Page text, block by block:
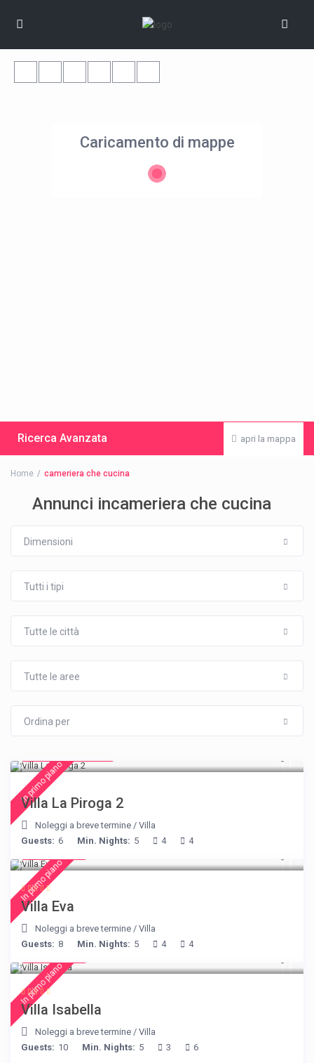
Caricamento di mappe
apri la mappa
Ricerca Avanzata
Home cameriera che cucina
Annunci incameriera che cucina
Dimensioni
Tutti i tipi
Tutte le città
Tutte le aree
Ordina per
In primo piano
Villa La Piroga 2
Noleggi a breve termine /Villa
Guests: 6 Min. Nights: 5 4 4
In primo piano
Villa Eva
Noleggi a breve termine /Villa
Guests: 8 Min. Nights: 5 4 4
In primo piano
Villa Isabella
Noleggi a breve termine /Villa
Guests: 10 Min. Nights: 5 3 6